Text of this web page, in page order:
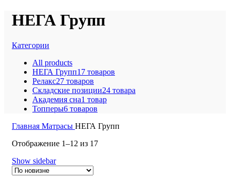
НЕГА Групп
Категории
All products
НЕГА Групп17 товаров
Релакс27 товаров
Складские позиции24 товара
Академия сна1 товар
Топперы6 товаров
Главная Матрасы НЕГА Групп
Отображение 1–12 из 17
Show sidebar